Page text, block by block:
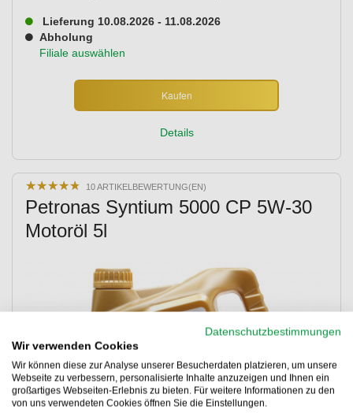
Lieferung 10.08.2026 - 11.08.2026
Abholung
Filiale auswählen
Kaufen
Details
★★★★★
★★★★★ 10 ARTIKELBEWERTUNG(EN)
Petronas Syntium 5000 CP 5W-30
Motoröl 5l
Datenschutzbestimmungen
Wir verwenden Cookies
Wir können diese zur Analyse unserer Besucherdaten platzieren, um unsere
Webseite zu verbessern, personalisierte Inhalte anzuzeigen und Ihnen ein
großartiges Webseiten-Erlebnis zu bieten. Für weitere Informationen zu den
von uns verwendeten Cookies öffnen Sie die Einstellungen.